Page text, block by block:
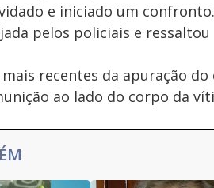
e iniciado um
pelos policiais e
recentes da apuração
ao lado do corpo da